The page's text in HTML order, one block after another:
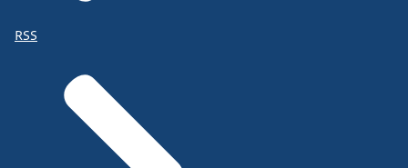
RSS